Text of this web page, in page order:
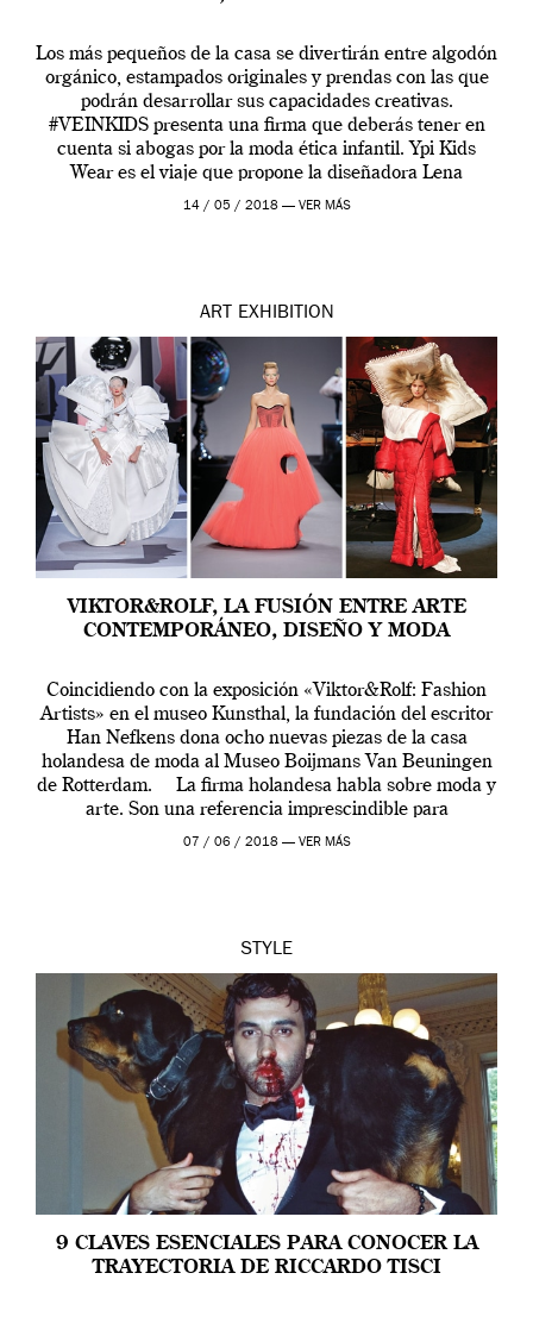
Los más pequeños de la casa se divertirán entre algodón
orgánico, estampados originales y prendas con las que
podrán desarrollar sus capacidades creativas.
#VEINKIDS presenta una firma que deberás tener en
cuenta si abogas por la moda ética infantil. Ypi Kids
Wear es el viaje que propone la diseñadora Lena
Platonova, apostando por la fusión de moda ética […]
14 / 05 / 2018 — VER MÁS
ART EXHIBITION
VIKTOR&ROLF, LA FUSIÓN ENTRE ARTE
CONTEMPORÁNEO, DISEÑO Y MODA
Coincidiendo con la exposición «Viktor&Rolf: Fashion
Artists» en el museo Kunsthal, la fundación del escritor
Han Nefkens dona ocho nuevas piezas de la casa
holandesa de moda al Museo Boijmans Van Beuningen
de Rotterdam. La firma holandesa habla sobre moda y
arte. Son una referencia imprescindible para
comprender la evolución de la moda […]
07 / 06 / 2018 — VER MÁS
STYLE
9 CLAVES ESENCIALES PARA CONOCER LA
TRAYECTORIA DE RICCARDO TISCI